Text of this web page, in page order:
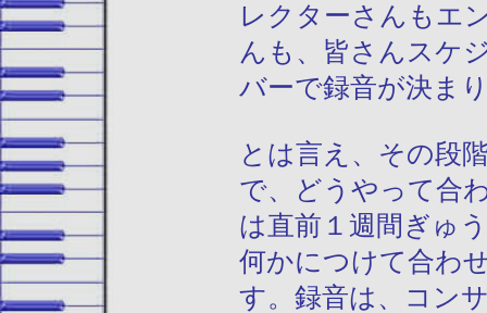
レクターさんもエ
んも、皆さんスケ
バーで録音が決ま
とは言え、その段
で、どうやって合
は直前１週間ぎゅ
何かにつけて合わ
す。録音は、コン